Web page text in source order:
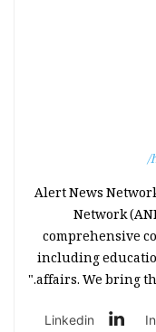
Alert News
Network
comprehensive
including
affairs. We bring
Linkedin